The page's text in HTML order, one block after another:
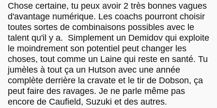
Chose certaine, tu peux avoir 2 très bonnes vagues
d'avantage numérique. Les coachs pourront choisir
toutes sortes de combinaisons possibles avec le
talent qu'il y a. Simplement un Demidov qui exploite
le moindrement son potentiel peut changer les
choses, tout comme un Laine qui reste en santé. Tu
jumèles à tout ça un Hutson avec une année
complète derrière la cravate et le tir de Dobson, ça
peut faire des ravages. Je ne parle même pas
encore de Caufield, Suzuki et des autres.